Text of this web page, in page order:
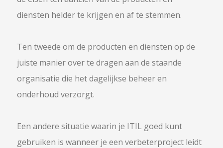
diensten helder te krijgen en af te stemmen.
Ten tweede om de producten en diensten op de
juiste manier over te dragen aan de staande
organisatie die het dagelijkse beheer en
onderhoud verzorgt.
Een andere situatie waarin je ITIL goed kunt
gebruiken is wanneer je een verbeterproject leidt